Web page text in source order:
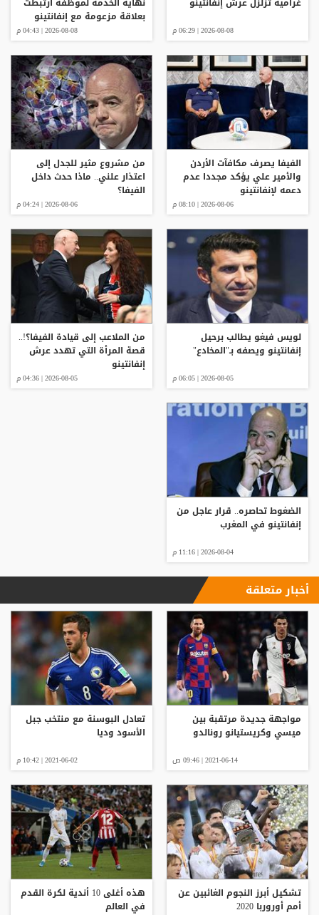
2026-08-08 | 06:29 م
بعلاقة مزعومة مع إنفانتينو
2026-08-08 | 04:43 م
الفيفا يصرف مكافآت الأردن
والأمير علي يؤكد مجددا عدم
دعمه لإنفانتينو
2026-08-06 | 08:10 م
من مشروع مثير للجدل إلى
اعتذار علني.. ماذا حدث داخل
الفيفا؟
2026-08-06 | 04:24 م
لويس فيغو يطالب برحيل
إنفانتينو ويصفه بـ"المخادع"
2026-08-05 | 06:05 م
من الملاعب إلى قيادة الفيفا؟!..
قصة المرأة التي تهدد عرش
إنفانتينو
2026-08-05 | 04:36 م
الضغوط تحاصره.. قرار عاجل من
إنفانتينو في المغرب
2026-08-04 | 11:16 م
أخبار متعلقة
مواجهة جديدة مرتقبة بين
ميسي وكريستيانو رونالدو
2021-06-14 | 09:46 ص
تعادل البوسنة مع منتخب جبل
الأسود وديا
2021-06-02 | 10:42 م
تشكيل أبرز النجوم الغائبين عن
أمم أوروربا 2020
هذه أغلى 10 أندية لكرة القدم
في العالم